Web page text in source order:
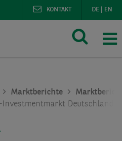
DE EN
KONTAKT
Marktberichte
Deutschland